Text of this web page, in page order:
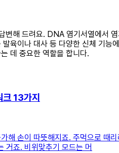
변해 드려요. DNA 염기서열에서
육이나 대사 등 다양한 신체 기
데 중요한 역할을 합니다.
13가지
해 손이 따뜻해지죠. 주먹으로 때
거죠. 비위맞추기 모드는 머